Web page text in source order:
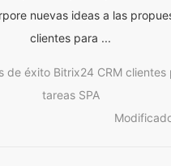
nuevas ideas a las
clientes para ...
de éxito Bitrix24 CRM clientes
tareas SPA